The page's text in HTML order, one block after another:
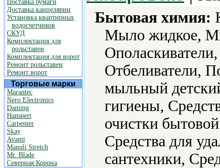
Поставка бумаги
Доставка канцелярии
Установка квартирных
водосчетчиков
СКУД
Комплектация для
рольставен
Комплектация для ворот
Ремонт рольставен
Ремонт ворот
Торговые марки
Marantec
Nero Electronics
Daming
Hanspert
Carpenter
Skay
Avanti
Manuli Stretch
Mr. Blade
Северная Корона
Бытовая химия:
Мыло жидкое,
Отбеливатели,
мыльный
гигиены,
очистки
Средства для
сантехники,